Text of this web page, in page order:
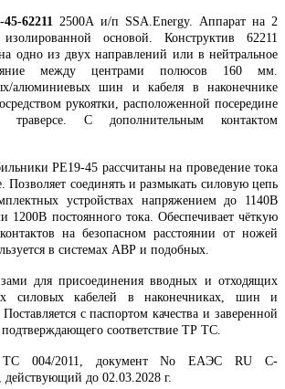
62211
2500А и/п SSA.Energy. Аппарат на 2
основой. Конструктив 62211
одно из двух направлений или в нейтральное
между центрами полюсов 160 мм.
алюминиевых шин и кабеля в наконечнике
рукоятки, расположенной посередине
траверсе. С дополнительным контактом
РЕ19-45 рассчитаны на проведение тока
соединять и размыкать силовую цепь
устройствах напряжением до 1140В
1200В постоянного тока. Обеспечивает чёткую
на безопасном расстоянии от ножей
в системах АВР и подобных.
для присоединения вводных и отходящих
силовых кабелей в наконечниках, шин и
с паспортом качества и заверенной
соответствие ТР ТС.
ТС 004/2011, документ No ЕАЭС RU C-
до 02.03.2028 г.